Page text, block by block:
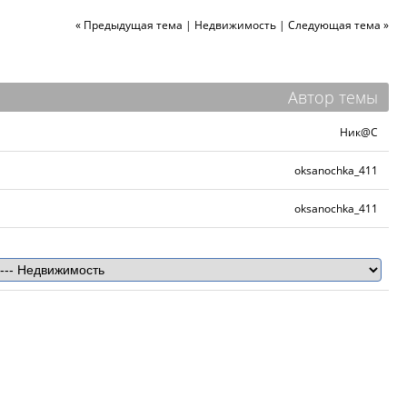
« Предыдущая тема | Недвижимость | Следующая тема »
Автор темы
Ник@C
oksanochka_411
oksanochka_411